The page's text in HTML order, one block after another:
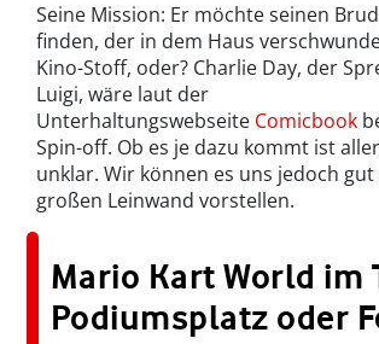
Seine Mission: Er möchte seinen
finden, der in dem Haus
Kino-Stoff, oder? Charlie Day, der
Luigi, wäre laut der
Unterhaltungswebseite Comicbook
Spin-off. Ob es je dazu kommt ist
unklar. Wir können es uns jedoch
großen Leinwand vorstellen.
Mario Kart World im
Podiumsplatz oder